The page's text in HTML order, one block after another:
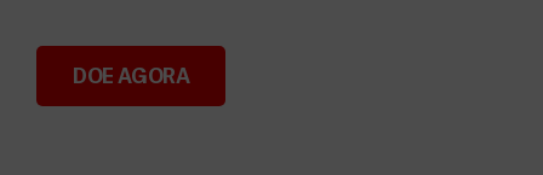
Angarie Fundos para a MSF
DOE AGORA